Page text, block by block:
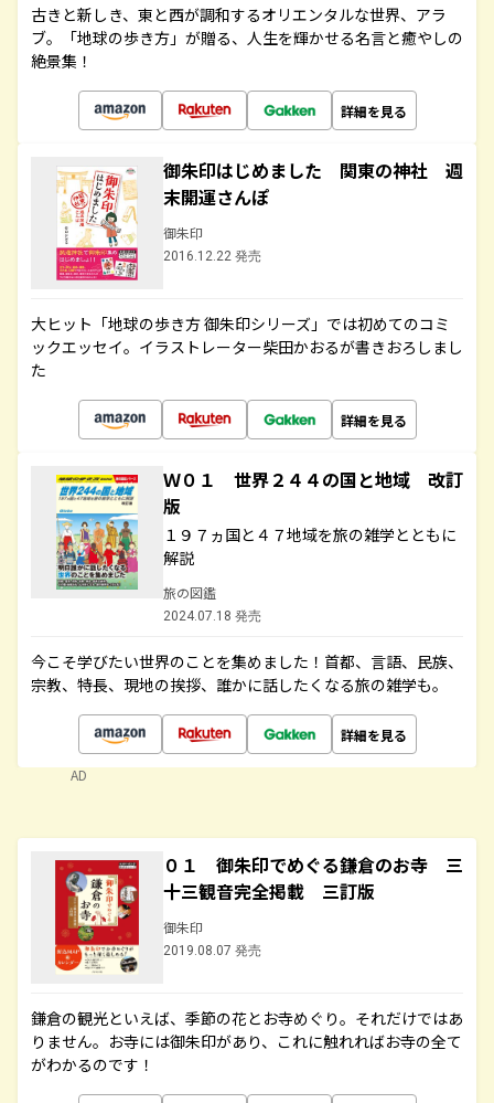
古きと新しき、東と西が調和するオリエンタルな世界、アラ
ブ。「地球の歩き方」が贈る、人生を輝かせる名言と癒やしの
絶景集！
詳細を見る
御朱印はじめました 関東の神社 週
末開運さんぽ
御朱印
2016.12.22 発売
大ヒット「地球の歩き方 御朱印シリーズ」では初めてのコミ
ックエッセイ。イラストレーター柴田かおるが書きおろしまし
た
詳細を見る
Ｗ０１ 世界２４４の国と地域 改訂
版
１９７ヵ国と４７地域を旅の雑学とともに
解説
旅の図鑑
2024.07.18 発売
今こそ学びたい世界のことを集めました！首都、言語、民族、
宗教、特長、現地の挨拶、誰かに話したくなる旅の雑学も。
詳細を見る
AD
０１ 御朱印でめぐる鎌倉のお寺 三
十三観音完全掲載 三訂版
御朱印
2019.08.07 発売
鎌倉の観光といえば、季節の花とお寺めぐり。それだけではあ
りません。お寺には御朱印があり、これに触れればお寺の全て
がわかるのです！